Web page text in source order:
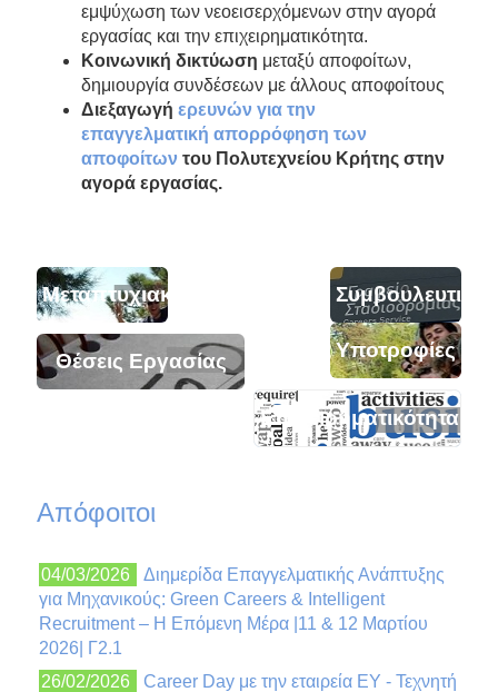
εμψύχωση των νεοεισερχόμενων στην αγορά
εργασίας και την επιχειρηματικότητα.
Κοινωνική δικτύωση μεταξύ αποφοίτων,
δημιουργία συνδέσεων με άλλους αποφοίτους
Διεξαγωγή ερευνών για την
επαγγελματική απορρόφηση των
αποφοίτων του Πολυτεχνείου Κρήτης στην
αγορά εργασίας.
Μεταπτυχιακά Συμβουλευτική
Υποτροφίες
Θέσεις Εργασίας
Επιχειρηματικότητα
Απόφοιτοι
04/03/2026
Διημερίδα Επαγγελματικής Ανάπτυξης
για Μηχανικούς: Green Careers & Intelligent
Recruitment – Η Επόμενη Μέρα |11 & 12 Μαρτίου
2026| Γ2.1
26/02/2026
Career Day με την εταιρεία EY - Τεχνητή